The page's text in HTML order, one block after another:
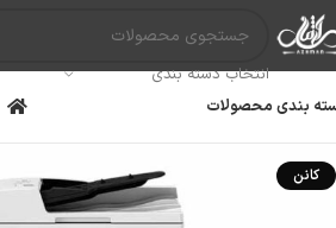
انتخاب دسته بندی
بندی محصولات
کانن